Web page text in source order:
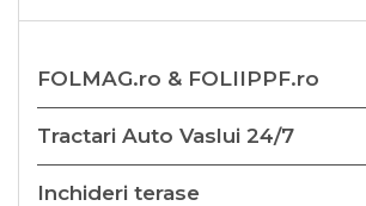
FOLMAG.ro & FOLIIPPF.ro
Tractari Auto Vaslui 24/7
Inchideri terase